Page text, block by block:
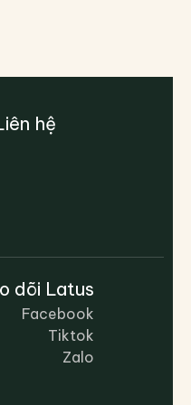
hệ
dõi Latus
Facebook
Tiktok
Zalo